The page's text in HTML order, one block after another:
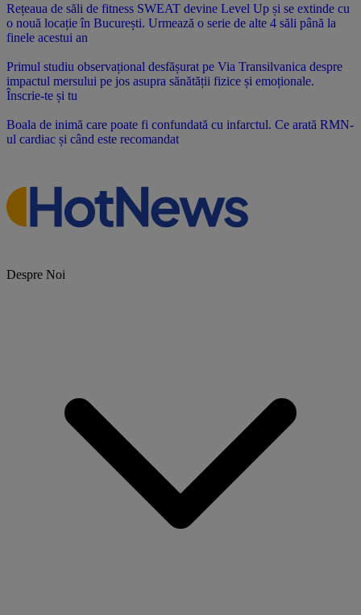
Rețeaua de săli de fitness SWEAT devine Level Up și se extinde cu
o nouă locație în București. Urmează o serie de alte 4 săli până la
finele acestui an
Primul studiu observațional desfășurat pe Via Transilvanica despre
impactul mersului pe jos asupra sănătății fizice și emoționale.
Înscrie-te și tu
Boala de inimă care poate fi confundată cu infarctul. Ce arată RMN-
ul cardiac și când este recomandat
Despre Noi